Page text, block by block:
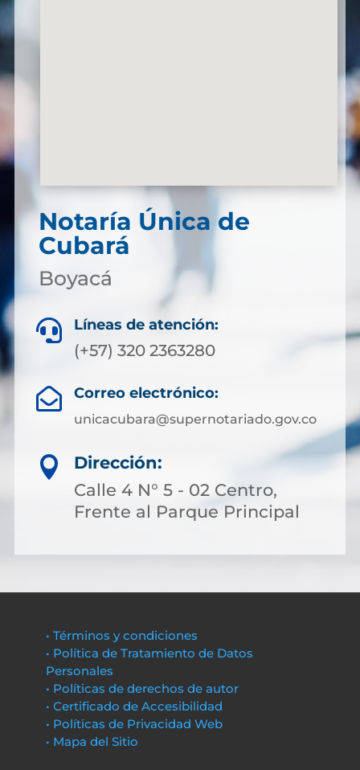
Notaría Única de
Cubará
Boyacá
 Líneas de atención:
(+57) 320 2363280
 Correo electrónico:
unicacubara@supernotariado.gov.co

Dirección:
Calle 4 N° 5 - 02 Centro,
Frente al Parque Principal
• Términos y condiciones
• Política de Tratamiento de Datos
Personales
• Políticas de derechos de autor
• Certificado de Accesibilidad
• Políticas de Privacidad Web
• Mapa del Sitio